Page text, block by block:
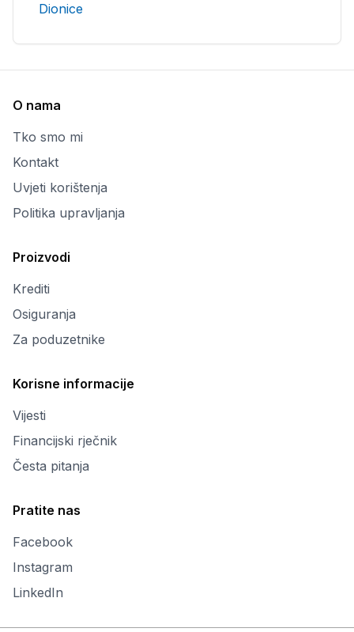
Dionice
O nama
Tko smo mi
Kontakt
Uvjeti korištenja
Politika upravljanja
Proizvodi
Krediti
Osiguranja
Za poduzetnike
Korisne informacije
Vijesti
Financijski rječnik
Česta pitanja
Pratite nas
Facebook
Instagram
LinkedIn